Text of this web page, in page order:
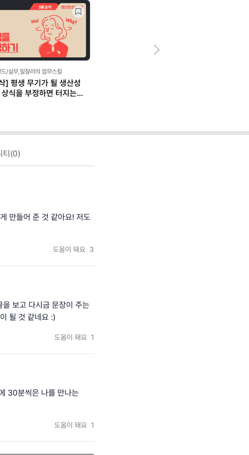
/실무,일잘러의 업무스킬
] 평생 무기가 될 생산성
식을 부정하면 터지는
티(0)
만들어 준 것 같아요! 저도
도움이 돼요 3
보고 다시금 문장이 주는
될 것 같네요 :)
도움이 돼요 1
30분씩은 나를 만나는
도움이 돼요 1